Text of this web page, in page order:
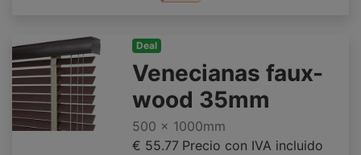
Deal
Venecianas faux-
wood 35mm
500 x 1000mm
€ 55.77 Precio con IVA incluido